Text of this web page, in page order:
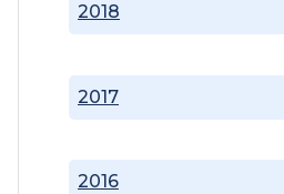
2016
2017
2018